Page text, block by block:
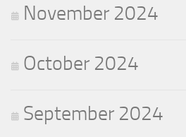
November 2024
October 2024
September 2024